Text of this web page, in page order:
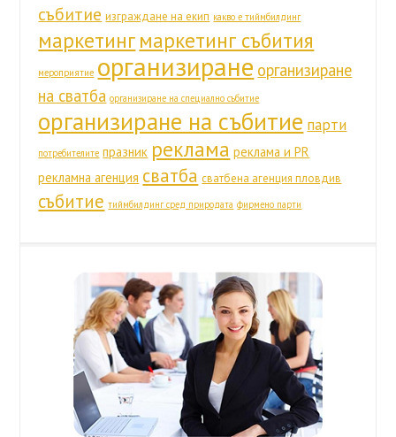
събитие изграждане на екип какво е тиймбилдинг
маркетинг маркетинг събития
мероприятие организиране организиране
на сватба организиране на специално събитие
организиране на събитие парти
потребителите празник реклама реклама и PR
рекламна агенция сватба сватбена агенция пловдив
събитие тиймбилдинг сред природата фирмено парти